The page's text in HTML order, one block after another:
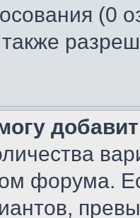
(0
форума.